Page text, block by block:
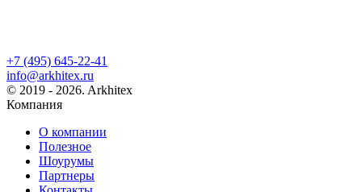
+7 (495) 645-22-41
info@arkhitex.ru
© 2019 - 2026. Arkhitex
Компания
О компании
Полезное
Шоурумы
Партнеры